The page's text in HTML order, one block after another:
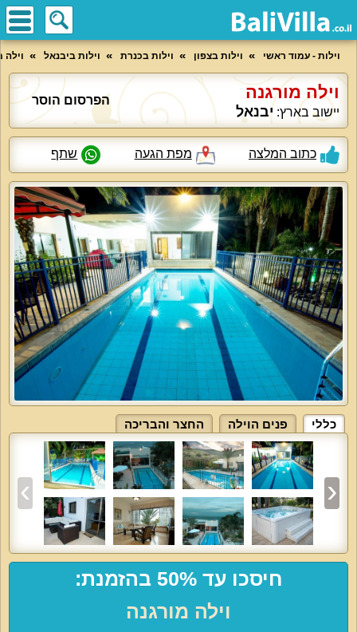
וילות - עמוד ראשי וילות בצפון וילות בכנרת וילות ביבנאל וילה
וילה מורגנה
יישוב בארץ: יבנאל
הפרסום הוסר
כתוב המלצה מפת הגעה שתף
כללי פנים הוילה החצר והבריכה
חיסכו עד 50% בהזמנת:
וילה מורגנה